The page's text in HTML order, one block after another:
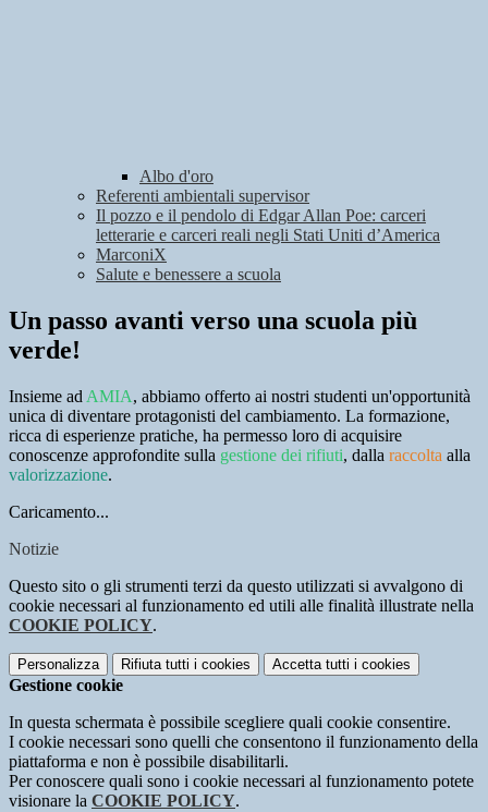
Albo d'oro
Referenti ambientali supervisor
Il pozzo e il pendolo di Edgar Allan Poe: carceri
letterarie e carceri reali negli Stati Uniti d’America
MarconiX
Salute e benessere a scuola
Un passo avanti verso una scuola più
verde!
Insieme ad AMIA, abbiamo offerto ai nostri studenti un'opportunità
unica di diventare protagonisti del cambiamento. La formazione,
ricca di esperienze pratiche, ha permesso loro di acquisire
conoscenze approfondite sulla gestione dei rifiuti, dalla raccolta alla
valorizzazione.
Caricamento...
Notizie
Questo sito o gli strumenti terzi da questo utilizzati si avvalgono di
cookie necessari al funzionamento ed utili alle finalità illustrate nella
COOKIE POLICY.
Personalizza Rifiuta tutti i cookies Accetta tutti i cookies
Gestione cookie
In questa schermata è possibile scegliere quali cookie consentire.
I cookie necessari sono quelli che consentono il funzionamento della
piattaforma e non è possibile disabilitarli.
Per conoscere quali sono i cookie necessari al funzionamento potete
visionare la COOKIE POLICY.